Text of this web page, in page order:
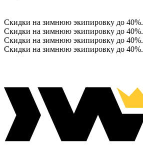
Скидки на зимнюю экипировку до 40%.
Скидки на зимнюю экипировку до 40%.
Скидки на зимнюю экипировку до 40%.
Скидки на зимнюю экипировку до 40%.